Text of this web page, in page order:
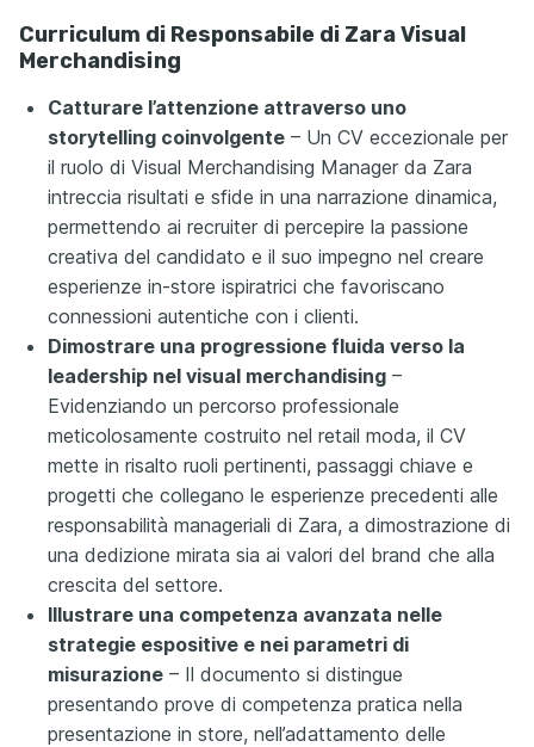
Curriculum di Responsabile di Zara Visual
Merchandising
Catturare l’attenzione attraverso uno
storytelling coinvolgente – Un CV eccezionale per
il ruolo di Visual Merchandising Manager da Zara
intreccia risultati e sfide in una narrazione dinamica,
permettendo ai recruiter di percepire la passione
creativa del candidato e il suo impegno nel creare
esperienze in-store ispiratrici che favoriscano
connessioni autentiche con i clienti.
Dimostrare una progressione fluida verso la
leadership nel visual merchandising –
Evidenziando un percorso professionale
meticolosamente costruito nel retail moda, il CV
mette in risalto ruoli pertinenti, passaggi chiave e
progetti che collegano le esperienze precedenti alle
responsabilità manageriali di Zara, a dimostrazione di
una dedizione mirata sia ai valori del brand che alla
crescita del settore.
Illustrare una competenza avanzata nelle
strategie espositive e nei parametri di
misurazione – Il documento si distingue
presentando prove di competenza pratica nella
presentazione in store, nell’adattamento delle